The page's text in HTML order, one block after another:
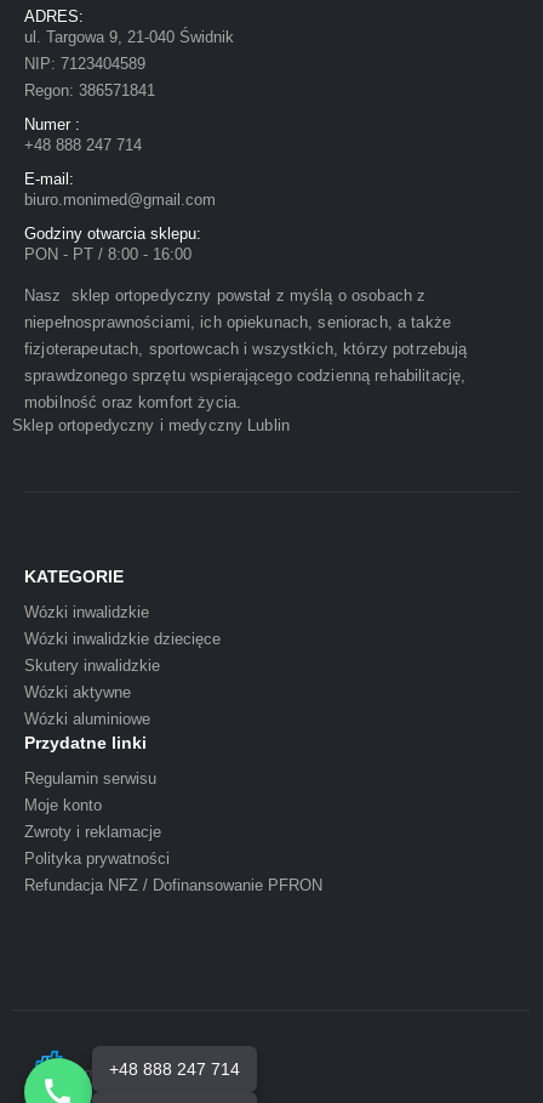
ADRES:
ul. Targowa 9, 21-040 Świdnik
NIP: 7123404589
Regon: 386571841
Numer :
+48 888 247 714
E-mail:
biuro.monimed@gmail.com
Godziny otwarcia sklepu:
PON - PT / 8:00 - 16:00
Nasz sklep ortopedyczny powstał z myślą o osobach z
niepełnosprawnościami, ich opiekunach, seniorach, a także
fizjoterapeutach, sportowcach i wszystkich, którzy potrzebują
sprawdzonego sprzętu wspierającego codzienną rehabilitację,
mobilność oraz komfort życia.
Sklep ortopedyczny i medyczny Lublin
KATEGORIE
Wózki inwalidzkie
Wózki inwalidzkie dziecięce
Skutery inwalidzkie
Wózki aktywne
Wózki aluminiowe
Przydatne linki
Regulamin serwisu
Moje konto
Zwroty i reklamacje
Polityka prywatności
Refundacja NFZ / Dofinansowanie PFRON
+48 888 247 714